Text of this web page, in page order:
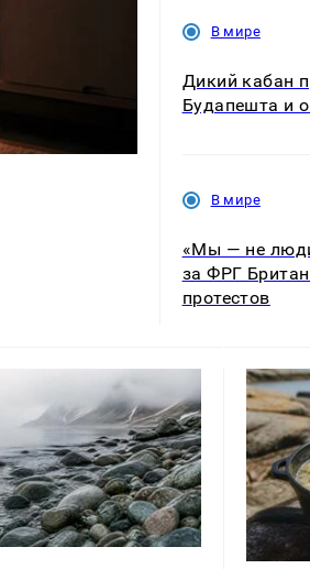
В мире
Дикий кабан
Будапешта и
В мире
«Мы — не
за ФРГ
протестов